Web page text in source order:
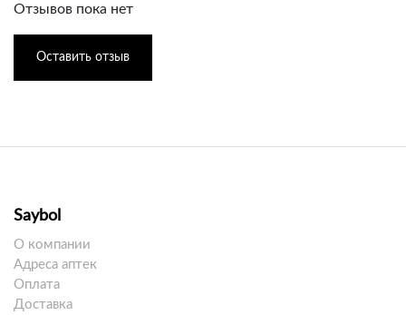
Отзывов пока нет
Оставить отзыв
Saybol
О компании
Адреса аптек
Оплата
Доставка